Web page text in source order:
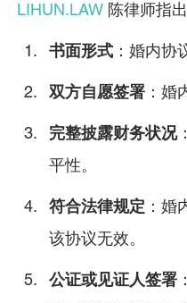
LIHUN.LAW 陈律师指
书面形式 ：婚内协
双方自愿签署 ：
完整披露财务状况
平性。
符合法律规定 ：
该协议无效。
公证或见证人签署